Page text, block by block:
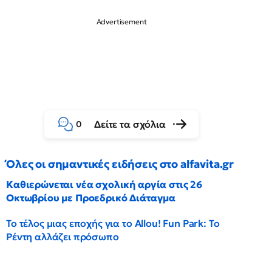
0 Δείτε τα σχόλια
Όλες οι σημαντικές ειδήσεις στο alfavita.gr
Καθιερώνεται νέα σχολική αργία στις 26
Οκτωβρίου με Προεδρικό Διάταγμα
Το τέλος μιας εποχής για το Allou! Fun Park: Το
Ρέντη αλλάζει πρόσωπο